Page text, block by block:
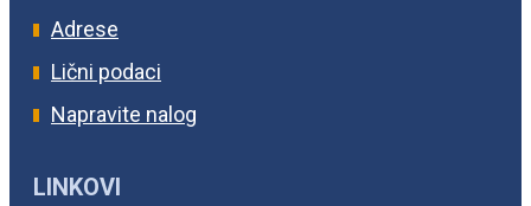
Adrese
Lični podaci
Napravite nalog
LINKOVI